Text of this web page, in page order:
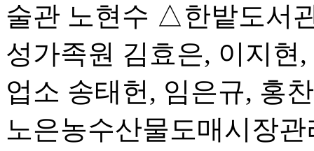
술관 노현수 △한밭도서
성가족원 김효은, 이지
업소 송태헌, 임은규, 홍
노은농수산물도매시장